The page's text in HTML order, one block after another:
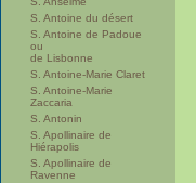
S. Antoine du désert
S. Antoine de Padoue
ou
de Lisbonne
S. Antoine-Marie Claret
S. Antoine-Marie
Zaccaria
S. Antonin
S. Apollinaire de
Hiérapolis
S. Apollinaire de
Ravenne